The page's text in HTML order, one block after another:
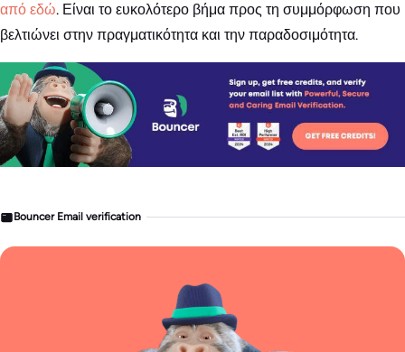
από εδώ. Είναι το ευκολότερο βήμα προς τη συμμόρφωση που
βελτιώνει στην πραγματικότητα και την παραδοσιμότητα.
Bouncer Email verification